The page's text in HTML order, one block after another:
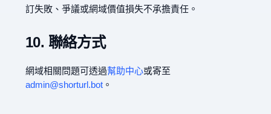
訂失敗、爭議或網域價值損失不承擔責任。
10. 聯絡方式
網域相關問題可透過幫助中心或寄至
admin@shorturl.bot。